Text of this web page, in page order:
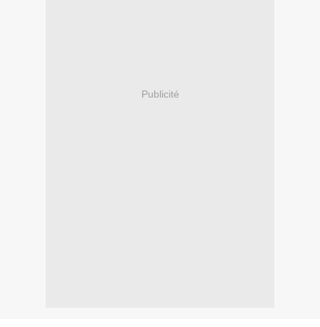
Publicité